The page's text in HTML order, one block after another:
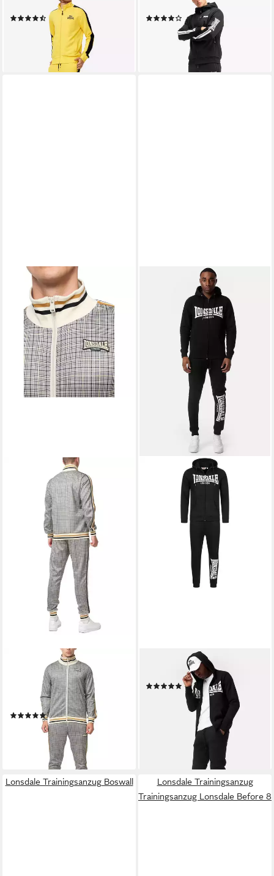
Trainingsanzug BEICKERTON
(11)
ab 68,19 € UVP 79,00 €
lieferbar - in 2-3 Werktagen bei dir
Trainingsanzug BULOUGH
(8)
ab 96,79 € UVP119,00 €
lieferbar - in 2-3 Werktagen bei dir
Trainingsanzug
Trainingsanzug Lonsdale
(1)
ab 96,79 € UVP119,00 €
lieferbar - in 2-3 Werktagen bei dir
Trainingsanzug FEENY
(1)
ab 68,19 € UVP 79,00 €
lieferbar - in 2-3 Werktagen bei dir
Lonsdale Trainingsanzug Boswall
Lonsdale Trainingsanzug
Trainingsanzug Lonsdale Before 8